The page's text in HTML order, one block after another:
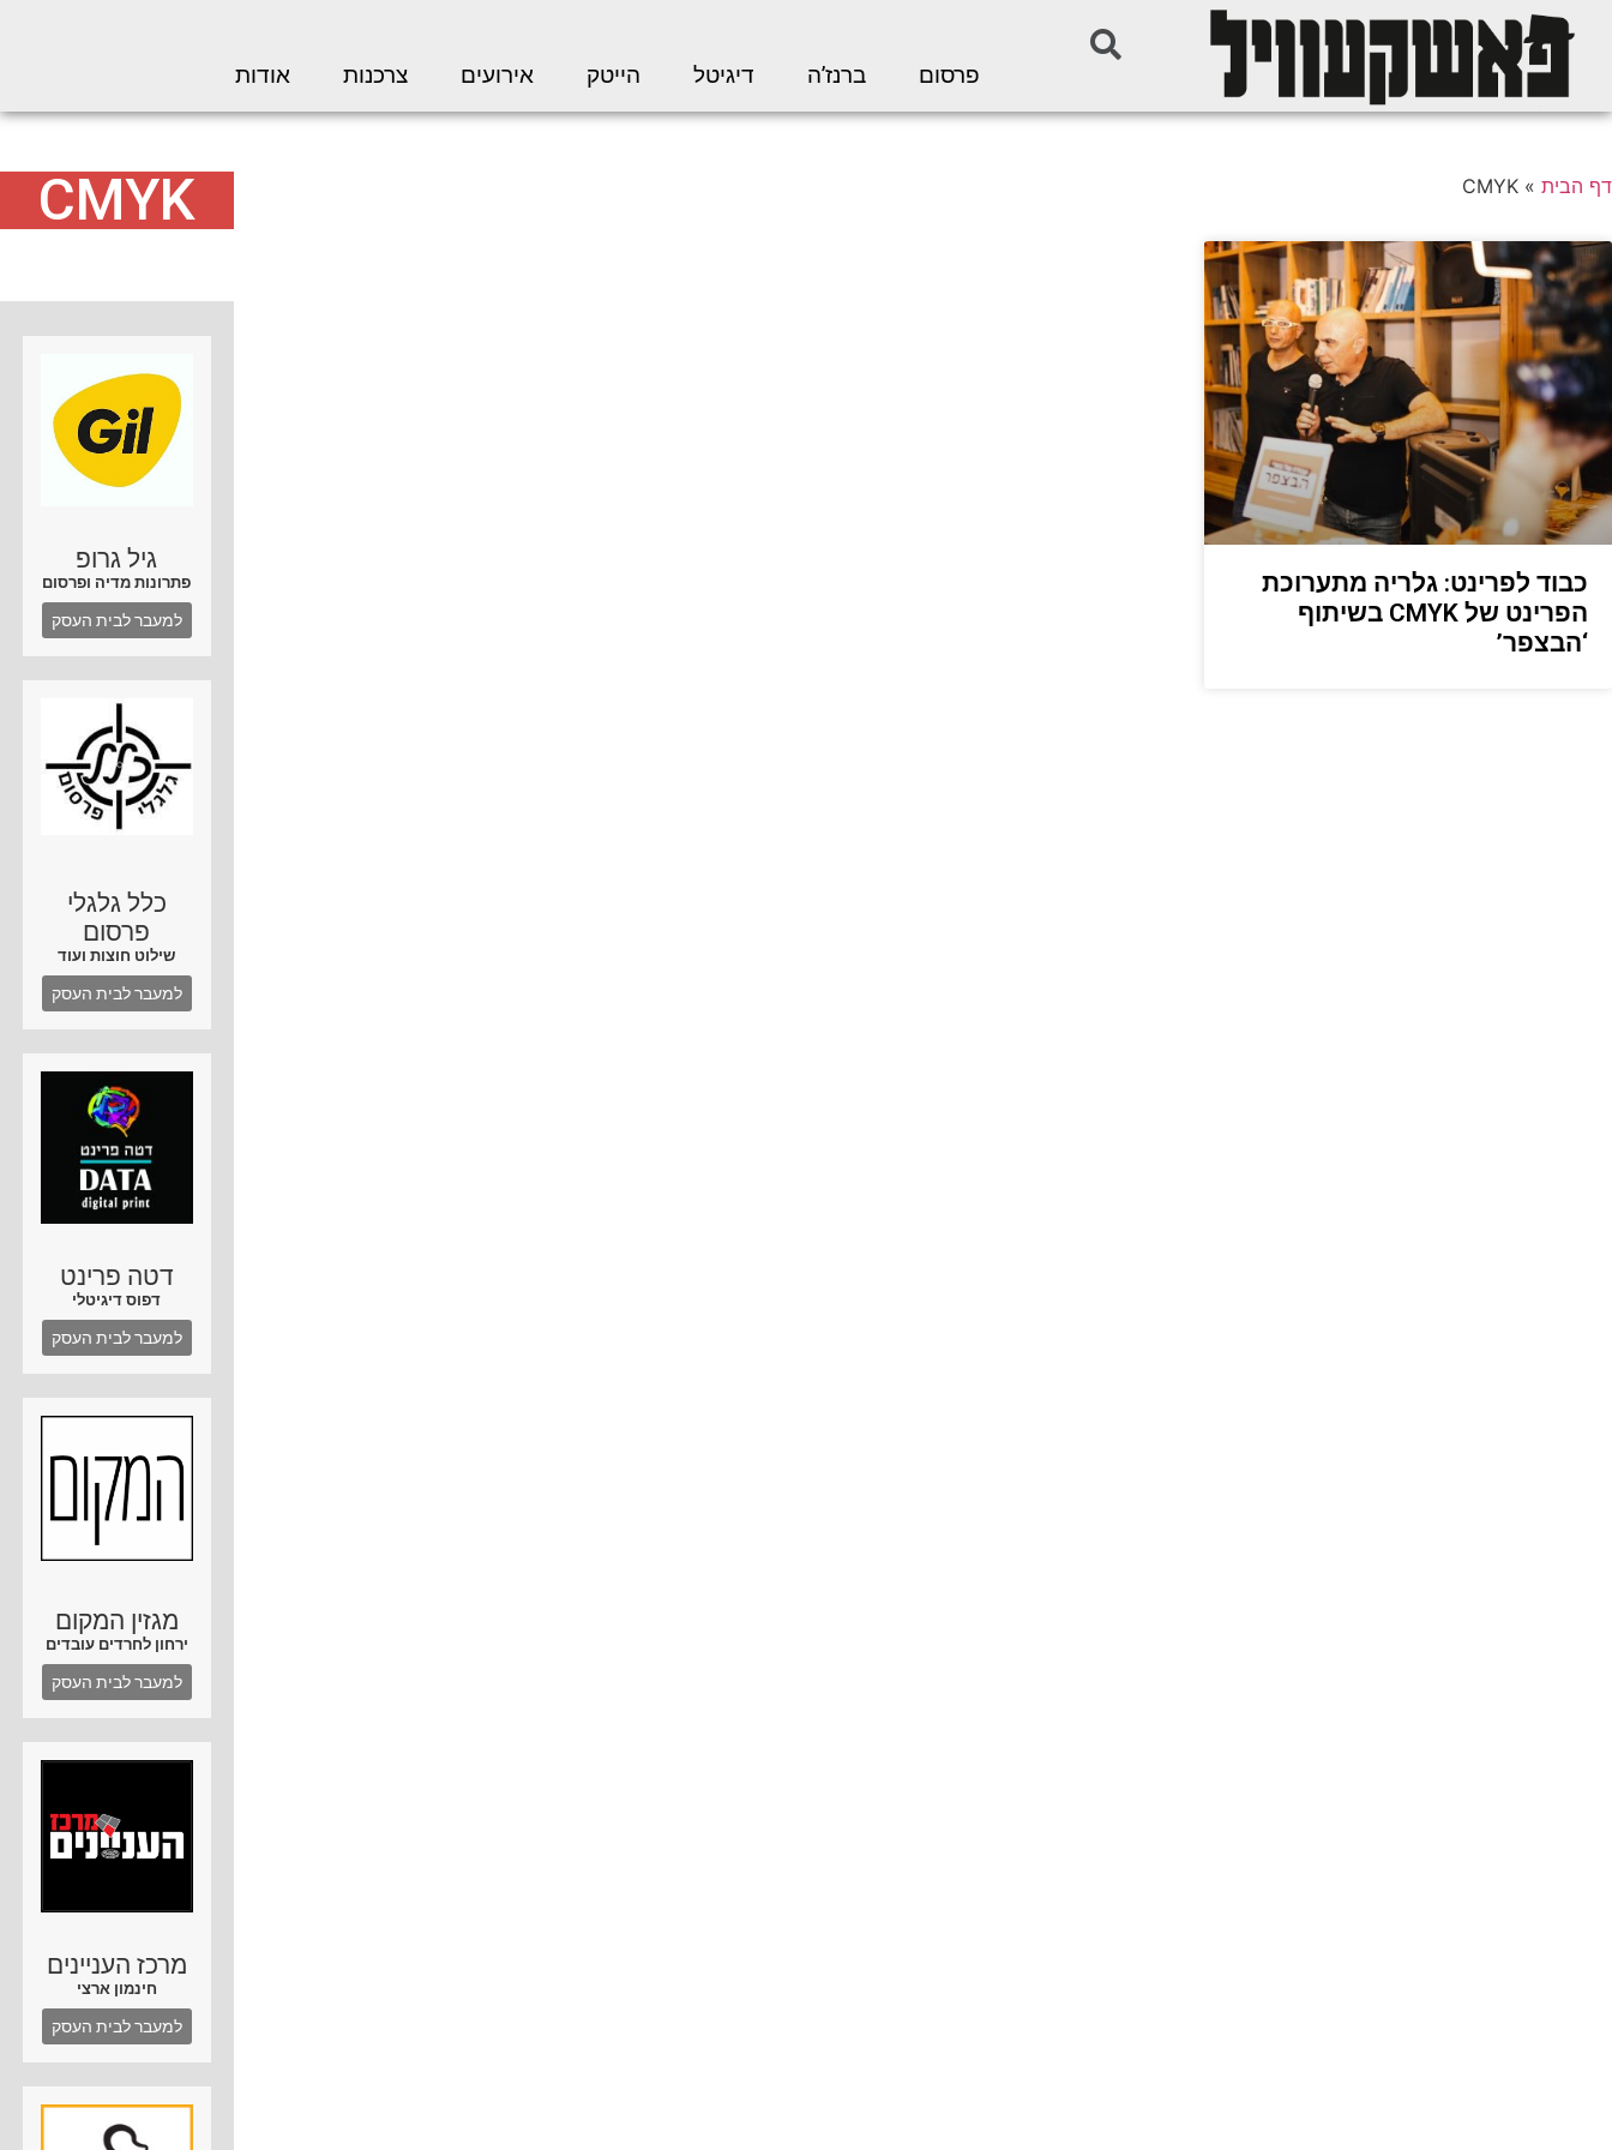
פרסום ברנז’ה דיגיטל הייטק אירועים צרכנות אודות
דף הבית »
CMYK
כבוד לפרינט: גלריה מתערוכת
הפרינט של CMYK בשיתוף
‘הבצפר’
CMYK
גיל גרופ
פתרונות מדיה ופרסום
למעבר לבית העסק
כלל גלגלי
פרסום
שילוט חוצות ועוד
למעבר לבית העסק
דטה פרינט
דפוס דיגיטלי
למעבר לבית העסק
מגזין המקום
ירחון לחרדים עובדים
למעבר לבית העסק
מרכז העניינים
חינמון ארצי
למעבר לבית העסק